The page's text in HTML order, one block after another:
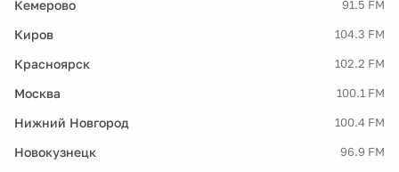
Кемерово 91.5 FM
Киров 104.3 FM
Красноярск 102.2 FM
Москва 100.1 FM
Нижний Новгород 100.4 FM
Новокузнецк 96.9 FM